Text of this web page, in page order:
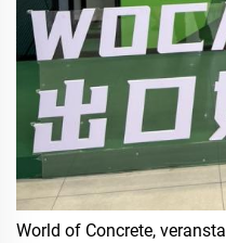
World of Concrete,